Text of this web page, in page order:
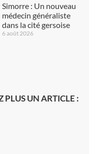
Simorre : Un nouveau
médecin généraliste
dans la cité gersoise
6 août 2026
PLUS UN ARTICLE :